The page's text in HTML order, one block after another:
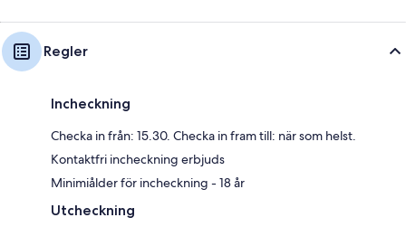
Regler
Incheckning
Checka in från: 15.30. Checka in fram till: när som helst.
Kontaktfri incheckning erbjuds
Minimiålder för incheckning - 18 år
Utcheckning